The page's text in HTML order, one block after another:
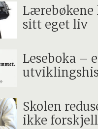
Lærebøkene
sitt eget liv
Leseboka –
Skolen
ikke